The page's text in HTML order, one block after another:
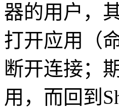
器的用户，
打开应用（
断开连接；
用，而回到